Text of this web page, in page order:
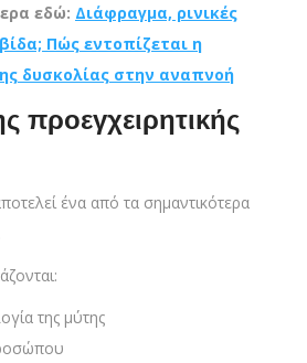
εδώ: Διάφραγμα, ρινικές
Πώς εντοπίζεται η
δυσκολίας στην αναπνοή
προεγχειρητικής
ένα από τα σημαντικότερα
της μύτης